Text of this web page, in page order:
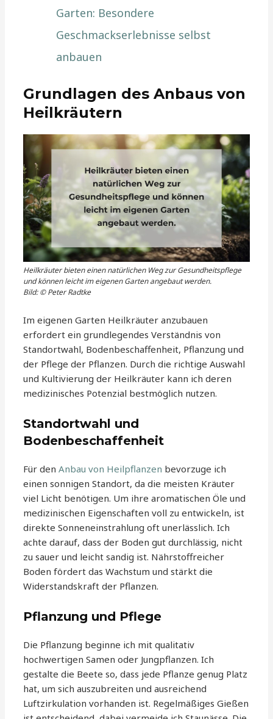
Garten: Besondere
Geschmackserlebnisse selbst
anbauen
Grundlagen des Anbaus von
Heilkräutern
Heilkräuter bieten einen natürlichen Weg zur Gesundheitspflege
und können leicht im eigenen Garten angebaut werden.
Bild: © Peter Radtke
Im eigenen Garten Heilkräuter anzubauen
erfordert ein grundlegendes Verständnis von
Standortwahl, Bodenbeschaffenheit, Pflanzung und
der Pflege der Pflanzen. Durch die richtige Auswahl
und Kultivierung der Heilkräuter kann ich deren
medizinisches Potenzial bestmöglich nutzen.
Standortwahl und
Bodenbeschaffenheit
Für denAnbau von Heilpflanzen bevorzuge ich
einen sonnigen Standort, da die meisten Kräuter
viel Licht benötigen. Um ihre aromatischen Öle und
medizinischen Eigenschaften voll zu entwickeln, ist
direkte Sonneneinstrahlung oft unerlässlich. Ich
achte darauf, dass der Boden gut durchlässig, nicht
zu sauer und leicht sandig ist. Nährstoffreicher
Boden fördert das Wachstum und stärkt die
Widerstandskraft der Pflanzen.
Pflanzung und Pflege
Die Pflanzung beginne ich mit qualitativ
hochwertigen Samen oder Jungpflanzen. Ich
gestalte die Beete so, dass jede Pflanze genug Platz
hat, um sich auszubreiten und ausreichend
Luftzirkulation vorhanden ist. Regelmäßiges Gießen